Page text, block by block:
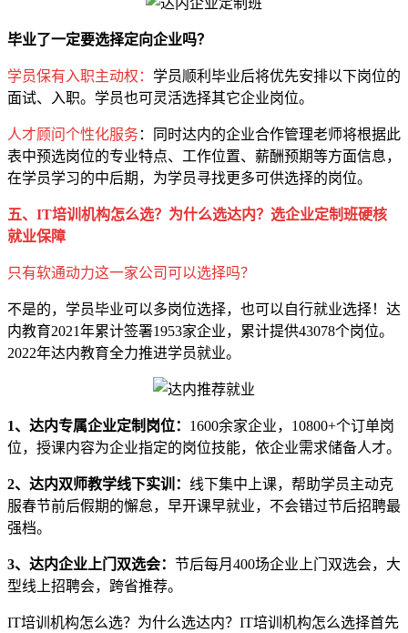
毕业了一定要选择定向企业吗？
学员保有入职主动权： 学员顺利毕业后将优先安排以下岗位的
面试、入职。学员也可灵活选择其它企业岗位。
人才顾问个性化服务：同时达内的企业合作管理老师将根据此
表中预选岗位的专业特点、工作位置、薪酬预期等方面信息，
在学员学习的中后期，为学员寻找更多可供选择的岗位。
五、IT培训机构怎么选？为什么选达内？选企业定制班硬核
就业保障
只有软通动力这一家公司可以选择吗？
不是的，学员毕业可以多岗位选择，也可以自行就业选择！达
内教育2021年累计签署1953家企业，累计提供43078个岗位。
2022年达内教育全力推进学员就业。
1、达内专属企业定制岗位： 1600余家企业，10800+个订单岗
位，授课内容为企业指定的岗位技能，依企业需求储备人才。
2、达内双师教学线下实训： 线下集中上课，帮助学员主动克
服春节前后假期的懈怠，早开课早就业，不会错过节后招聘最
强档。
3、达内企业上门双选会： 节后每月400场企业上门双选会，大
型线上招聘会，跨省推荐。
IT培训机构怎么选？为什么选达内？IT培训机构怎么选择首先